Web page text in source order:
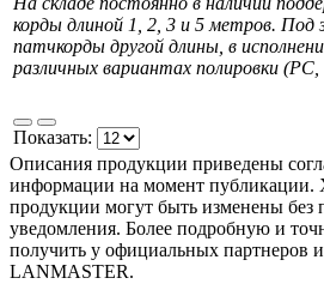
корды длиной 1, 2, 3 и 5 метров.
патчкорды другой длины, в
различных вариантах полировки
Показать:
Описания продукции приведены
информации на момент публикации.
продукции могут быть изменены без
уведомления. Более подробную и
получить у официальных партнеров
LANMASTER.